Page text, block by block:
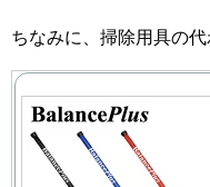
ちなみに、掃除用具の